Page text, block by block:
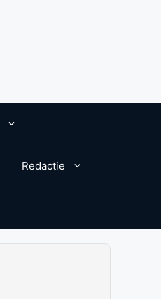
Redactie